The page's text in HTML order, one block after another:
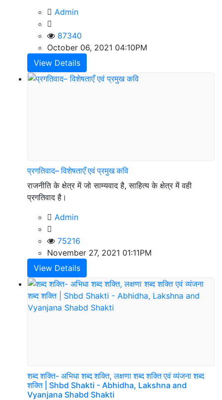
Admin
87340
October 06, 2021 04:10PM
View Details
प्रगतिवाद– विशेषताएँ एवं प्रमुख कवि
राजनीति के क्षेत्र में जो साम्यवाद है, साहित्य के क्षेत्र में वही
प्रगतिवाद है।
Admin
75216
November 27, 2021 01:11PM
View Details
शब्द शक्ति- अभिधा शब्द शक्ति, लक्षणा शब्द शक्ति एवं व्यंजना शब्द
शक्ति | Shbd Shakti - Abhidha, Lakshna and
Vyanjana Shabd Shakti